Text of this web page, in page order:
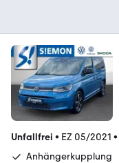
Unfallfrei • EZ 05/2021 •
Anhängerkupplung